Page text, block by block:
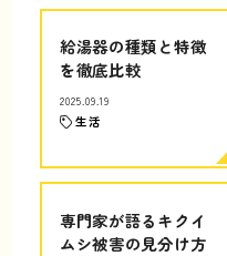
給湯器の種類と特徴
を徹底比較
2025.09.19
生活
専門家が語るキクイ
ムシ被害の見分け方